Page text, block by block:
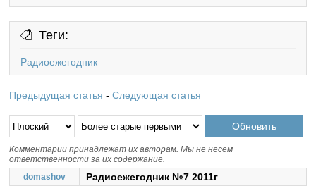
Теги:
Радиоежегодник
Предыдущая статья -Следующая статья
Комментарии принадлежат их авторам. Мы не несем
ответственности за их содержание.
domashov
Радиоежегодник №7 2011г